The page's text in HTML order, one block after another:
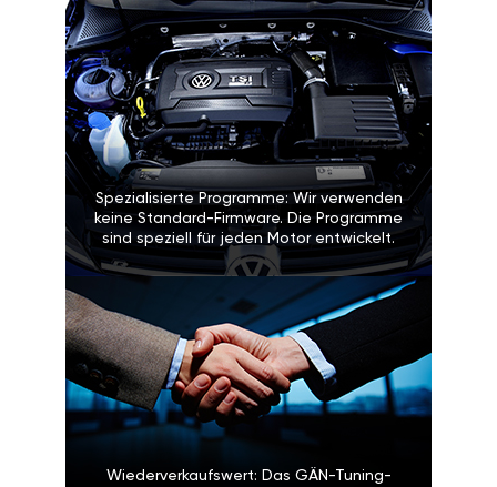
Spezialisierte Programme: Wir verwenden
keine Standard-Firmware. Die Programme
sind speziell für jeden Motor entwickelt.
Wiederverkaufswert: Das GÄN-Tuning-